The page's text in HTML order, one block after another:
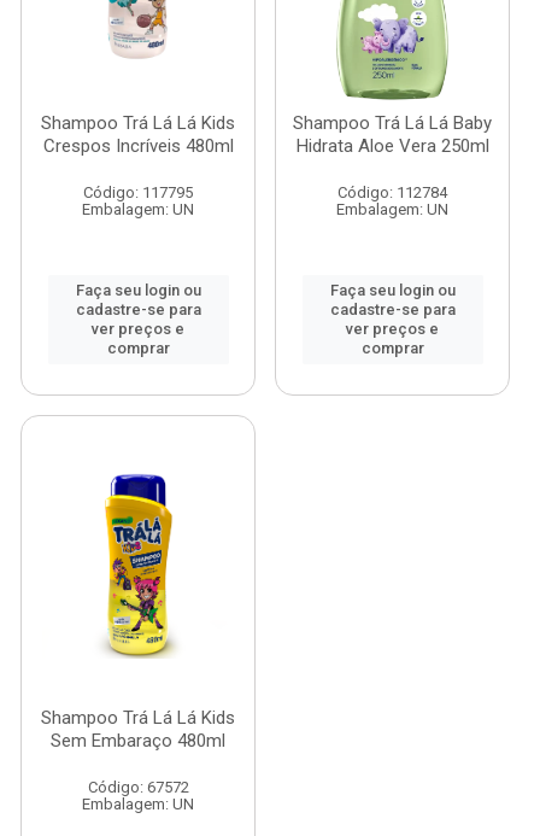
Shampoo Trá Lá Lá Kids
Crespos Incríveis 480ml
Código: 117795
Embalagem: UN
Faça seu login ou
cadastre-se para
ver preços e
comprar
Shampoo Trá Lá Lá Baby
Hidrata Aloe Vera 250ml
Código: 112784
Embalagem: UN
Faça seu login ou
cadastre-se para
ver preços e
comprar
Shampoo Trá Lá Lá Kids
Sem Embaraço 480ml
Código: 67572
Embalagem: UN